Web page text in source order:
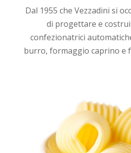
Dal 1955 che Vezzadini si
di progettare e
confezionatrici
burro, formaggio caprino e